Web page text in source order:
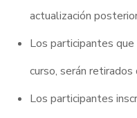
actualización
Los participantes que
curso, serán
Los participantes